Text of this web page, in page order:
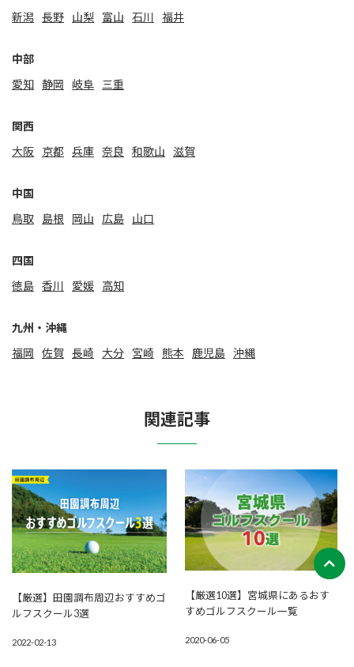
新潟 ⻑野 山梨 富山 石川 福井
中部
愛知 静岡 岐阜 三重
関⻄
大阪
京都 兵庫 奈良 和歌山 滋賀
中国
鳥取
島根 岡山 広島 山口
四国
徳島 香川 愛媛 高知
九州・沖縄
福岡
佐賀 ⻑崎 大分 宮崎 熊本 鹿児島 沖縄
関連記事
【厳選】田園調布周辺おすすめゴ
ルフスクール3選
2022-02-13
【厳選10選】宮城県にあるおす
すめゴルフスクール一覧
2020-06-05